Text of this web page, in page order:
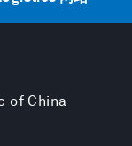
of China